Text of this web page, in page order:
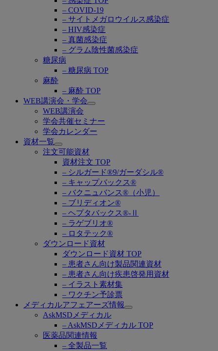
– COVID-19
– サイトメガロウイルス感染症
– HIV感染症
– 真菌感染症
– グラム陰性菌感染症
糖尿病
– 糖尿病 TOP
麻酔
– 麻酔 TOP
WEB講演会・学会
Open
WEB講演会
学会共催セミナー
学会カレンダー
資材一覧
Open
submenu
注文可能資材
資材注文 TOP
– シルガード®9/ガーダシル®
– キャップバックス®
– バクニュバンス®（小児）
– ブリディオン®
– ヘプタバックス®-Ⅱ
– ラゲブリオ®
– ロタテック®
ダウンロード資材
ダウンロード資材 TOP
– 患者さん向け製品関連資材
– 患者さん向け疾患啓発用資材
– イラスト素材集
– ワクチン予診票
メディカルアフェアーズ情報
Open
AskMSDメディカル
– AskMSDメディカル TOP
医薬品関連情報
– 全製品一覧